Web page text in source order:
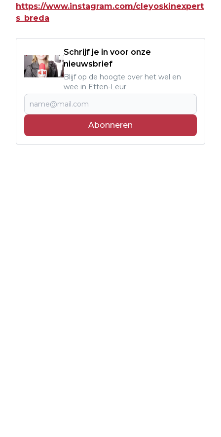
https://www.instagram.com/cleyoskinexpert
s_breda
Schrijf je in voor onze
nieuwsbrief
Blijf op de hoogte over het wel en
wee in Etten-Leur
Abonneren